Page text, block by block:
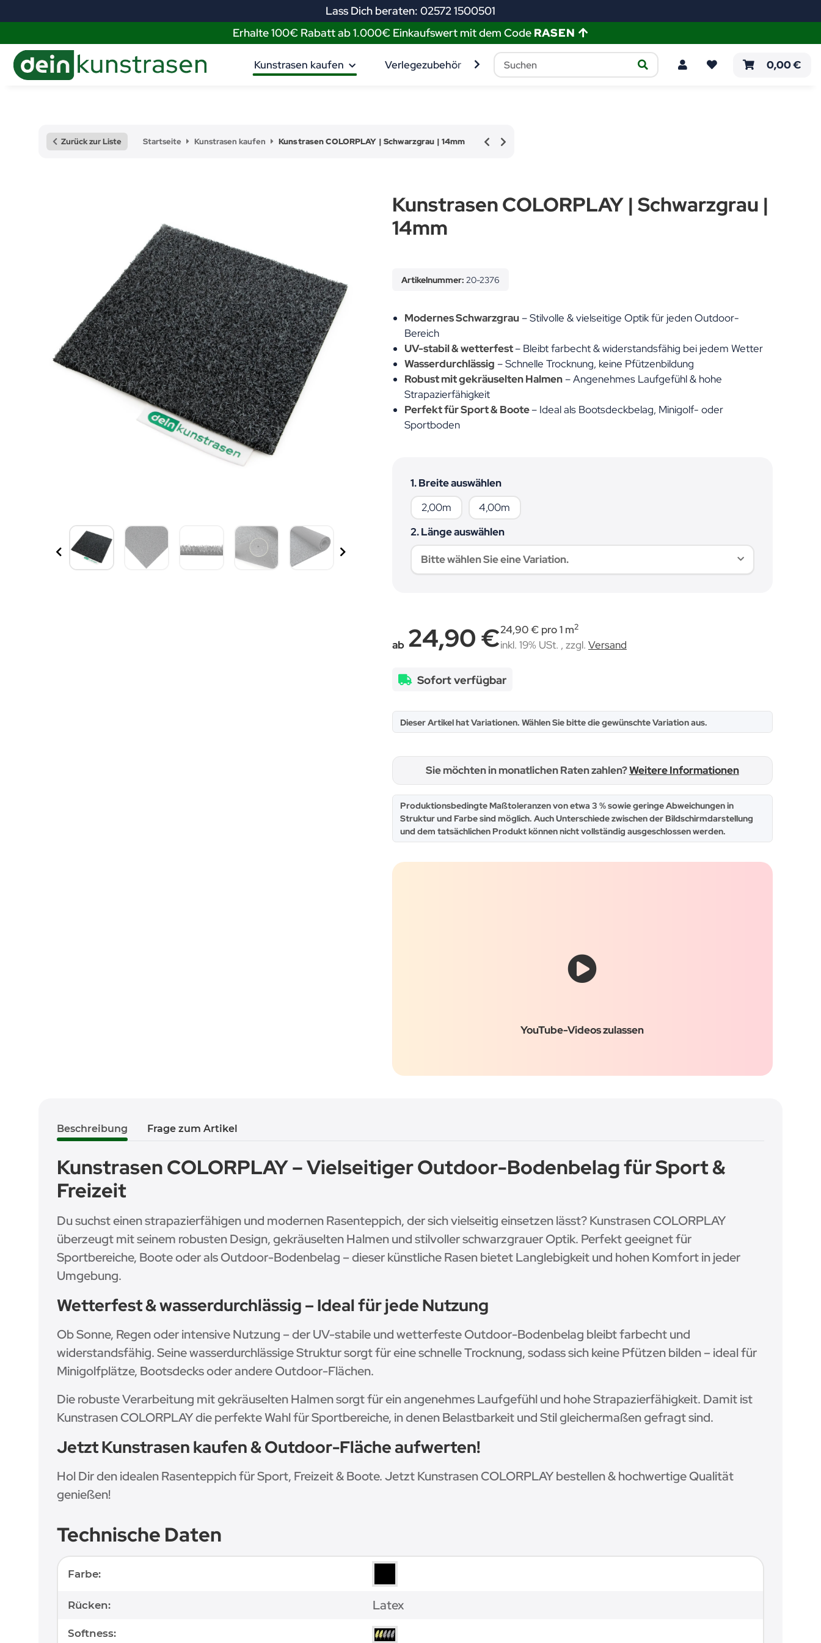
Lass Dich beraten: 02572 1500501
Erhalte 100€ Rabatt ab 1.000€ Einkaufswert mit dem Code RASEN
0,00 €
Kunstrasen kaufen Verlegezubehör Muster bestellen Verlegeanleitungen
Zurück zur Liste Startseite Kunstrasen kaufen Kunstrasen COLORPLAY | Schwarzgrau | 14mm
Kunstrasen COLORPLAY | Schwarzgrau |
14mm
Artikelnummer: 20-2376
Modernes Schwarzgrau– Stilvolle & vielseitige Optik für jeden Outdoor-
Bereich
UV-stabil & wetterfest– Bleibt farbecht & widerstandsfähig bei jedem Wetter
Wasserdurchlässig – Schnelle Trocknung, keine Pfützenbildung
Robust mit gekräuselten Halmen– Angenehmes Laufgefühl & hohe
Strapazierfähigkeit
Perfekt für Sport & Boote– Ideal als Bootsdeckbelag, Minigolf- oder
Sportboden
1. Breite auswählen
2,00m2,00m4,00m
2. Länge auswählen
Bitte wählen Sie eine Variation.
ab 24,90 €24,90 € pro 1 m2
inkl. 19% USt. , zzgl. Versand
Sofort verfügbar
x
Dieser Artikel hat Variationen. Wählen Sie bitte die gewünschte Variation aus.
Sie möchten in monatlichen Raten zahlen?Weitere Informationen
x
Produktionsbedingte Maßtoleranzen von etwa 3 % sowie geringe Abweichungen in
Struktur und Farbe sind möglich. Auch Unterschiede zwischen der Bildschirmdarstellung
und dem tatsächlichen Produkt können nicht vollständig ausgeschlossen werden.
YouTube-Videos zulassen
Beschreibung Frage zum Artikel
Kunstrasen COLORPLAY – Vielseitiger Outdoor-Bodenbelag für Sport &
Freizeit
Du suchst einen strapazierfähigen und modernen Rasenteppich, der sich vielseitig einsetzen lässt? Kunstrasen COLORPLAY
überzeugt mit seinem robusten Design, gekräuselten Halmen und stilvoller schwarzgrauer Optik. Perfekt geeignet für
Sportbereiche, Boote oder als Outdoor-Bodenbelag – dieser künstliche Rasen bietet Langlebigkeit und hohen Komfort in jeder
Umgebung.
Wetterfest & wasserdurchlässig – Ideal für jede Nutzung
Ob Sonne, Regen oder intensive Nutzung – der UV-stabile und wetterfeste Outdoor-Bodenbelag bleibt farbecht und
widerstandsfähig. Seine wasserdurchlässige Struktur sorgt für eine schnelle Trocknung, sodass sich keine Pfützen bilden – ideal für
Minigolfplätze, Bootsdecks oder andere Outdoor-Flächen.
Die robuste Verarbeitung mit gekräuselten Halmen sorgt für ein angenehmes Laufgefühl und hohe Strapazierfähigkeit. Damit ist
Kunstrasen COLORPLAY die perfekte Wahl für Sportbereiche, in denen Belastbarkeit und Stil gleichermaßen gefragt sind.
Jetzt Kunstrasen kaufen & Outdoor-Fläche aufwerten!
Hol Dir den idealen Rasenteppich für Sport, Freizeit & Boote. Jetzt Kunstrasen COLORPLAY bestellen & hochwertige Qualität
genießen!
Technische Daten
Produkteigenschaft
Wert
Farbe:
Rücken: Latex
Softness: